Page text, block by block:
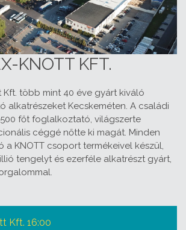
KNOTT KFT.
több mint 40 éve gyárt kiváló
alkatrészeket Kecskeméten. A családi
főt foglalkoztató, világszerte
céggé nőtte ki magát. Minden
a KNOTT csoport termékeivel készül,
tengelyt és ezerféle alkatrészt gyárt,
Kft. 16:00